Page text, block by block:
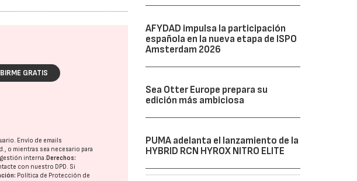
GRATIS
Envío de emails
o mientras sea necesario para
interna.Derechos:
con nuestro DPD. Si
Política de Protección de
AFYDAD impulsa la participación
española en la nueva etapa de ISPO
Amsterdam 2026
Sea Otter Europe prepara su
edición más ambiciosa
PUMA adelanta el lanzamiento de la
HYBRID RCN HYROX NITRO ELITE